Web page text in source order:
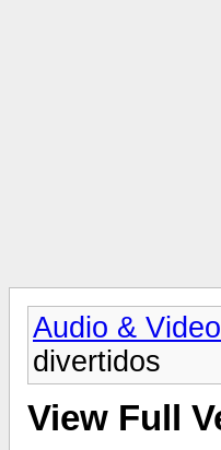
Audio &
divertidos
View Full